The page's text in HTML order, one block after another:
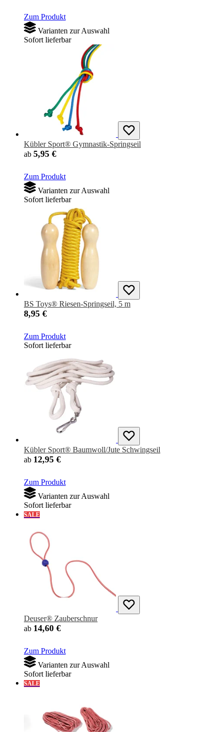
Zum Produkt
Varianten zur Auswahl
Sofort lieferbar
Kübler Sport® Gymnastik-Springseil
ab 5,95 €
Zum Produkt
Varianten zur Auswahl
Sofort lieferbar
BS Toys® Riesen-Springseil, 5 m
8,95 €
Zum Produkt
Sofort lieferbar
Kübler Sport® Baumwoll/Jute Schwingseil
ab 12,95 €
Zum Produkt
Varianten zur Auswahl
Sofort lieferbar
SALE
Deuser® Zauberschnur
ab 14,60 €
Zum Produkt
Varianten zur Auswahl
Sofort lieferbar
SALE